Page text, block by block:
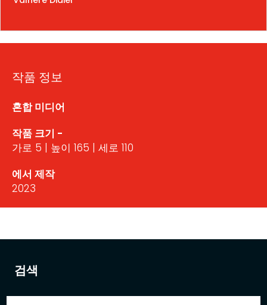
검색
작품 정보
혼합 미디어
작품 크기 -
가로 5 | 높이 165 | 세로 110
에서 제작
2023